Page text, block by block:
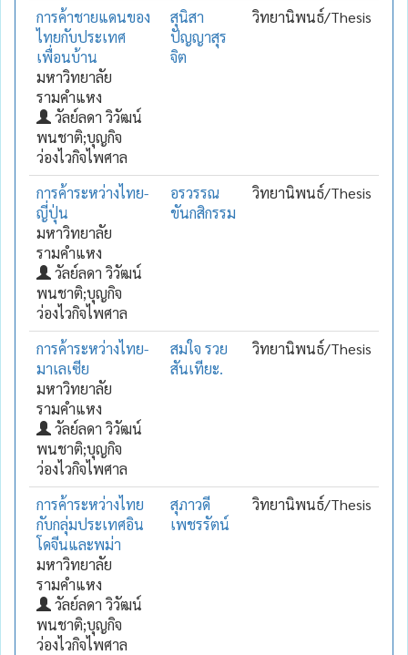
การค้าชายแดนของ
ไทยกับประเทศ
เพื่อนบ้าน
มหาวิทยาลัย
รามคำแหง
วัลย์ลดา วิวัฒน์
พนชาติ;บุญกิจ
ว่องไวกิจไพศาล
สุนิสา
ปัญญาสุร
จิต
วิทยานิพนธ์/Thesis
การค้าระหว่างไทย-
ญี่ปุ่น
มหาวิทยาลัย
รามคำแหง
วัลย์ลดา วิวัฒน์
พนชาติ;บุญกิจ
ว่องไวกิจไพศาล
อรวรรณ
ขันกสิกรรม
วิทยานิพนธ์/Thesis
การค้าระหว่างไทย-
มาเลเซีย
มหาวิทยาลัย
รามคำแหง
วัลย์ลดา วิวัฒน์
พนชาติ;บุญกิจ
ว่องไวกิจไพศาล
สมใจ รวย
สันเทียะ.
วิทยานิพนธ์/Thesis
การค้าระหว่างไทย
กับกลุ่มประเทศอิน
โดจีนและพม่า
มหาวิทยาลัย
รามคำแหง
วัลย์ลดา วิวัฒน์
พนชาติ;บุญกิจ
ว่องไวกิจไพศาล
สุภาวดี
เพชรรัตน์
วิทยานิพนธ์/Thesis